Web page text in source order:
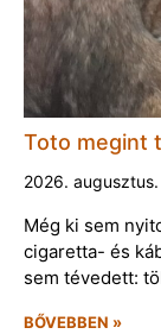
Toto megint
2026.
Még ki sem
cigaretta- és
sem tévedett:
BŐVEBBEN »